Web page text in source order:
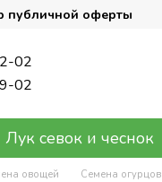
публичной оферты
02
02
Лук севок и чеснок
овощей Семена огурцов